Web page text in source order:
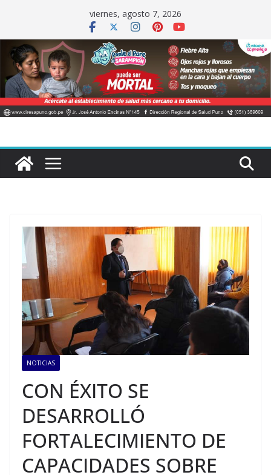
contenido
viernes, agosto 7, 2026
NOTICIAS
CON ÉXITO SE
DESARROLLÓ
FORTALECIMIENTO DE
CAPACIDADES SOBRE